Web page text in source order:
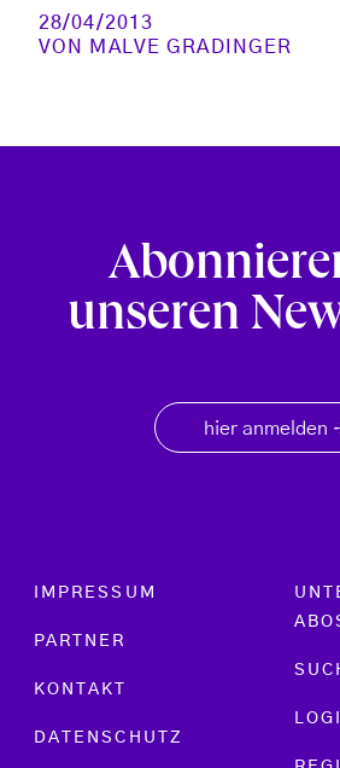
28/04/2013
VON MALVE GRADINGER
unseren
hier anmelden
Footer menu
IMPRESSUM
PARTNER
KONTAKT
DATENSCHUTZ